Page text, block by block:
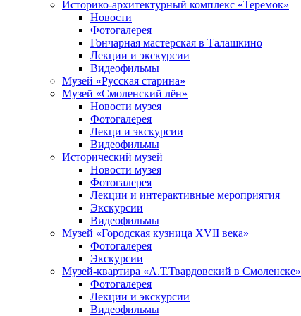
Историко-архитектурный комплекс «Теремок»
Новости
Фотогалерея
Гончарная мастерская в Талашкино
Лекции и экскурсии
Видеофильмы
Музей «Русская старина»
Музей «Смоленский лён»
Новости музея
Фотогалерея
Лекци и экскурсии
Видеофильмы
Исторический музей
Новости музея
Фотогалерея
Лекции и интерактивные мероприятия
Экскурсии
Видеофильмы
Музей «Городская кузница XVII века»
Фотогалерея
Экскурсии
Музей-квартира «А.Т.Твардовский в Смоленске»
Фотогалерея
Лекции и экскурсии
Видеофильмы